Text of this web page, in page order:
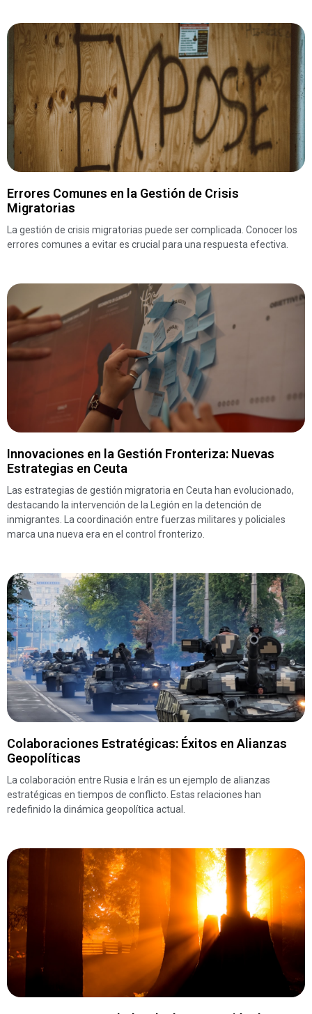
Errores Comunes en la Gestión de Crisis
Migratorias
La gestión de crisis migratorias puede ser complicada. Conocer los
errores comunes a evitar es crucial para una respuesta efectiva.
Innovaciones en la Gestión Fronteriza: Nuevas
Estrategias en Ceuta
Las estrategias de gestión migratoria en Ceuta han evolucionado,
destacando la intervención de la Legión en la detención de
inmigrantes. La coordinación entre fuerzas militares y policiales
marca una nueva era en el control fronterizo.
Colaboraciones Estratégicas: Éxitos en Alianzas
Geopolíticas
La colaboración entre Rusia e Irán es un ejemplo de alianzas
estratégicas en tiempos de conflicto. Estas relaciones han
redefinido la dinámica geopolítica actual.